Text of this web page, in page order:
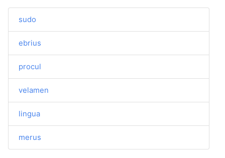
sudo
ebrius
procul
velamen
lingua
merus